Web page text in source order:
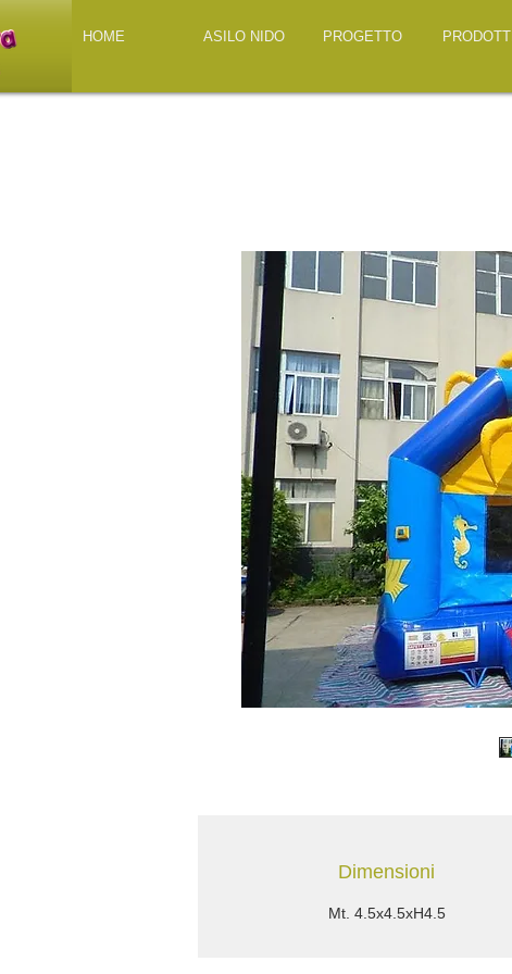
HOME ASILO NIDO PROGETTO PRODOTTI
Dimensioni
Mt. 4.5x4.5xH4.5